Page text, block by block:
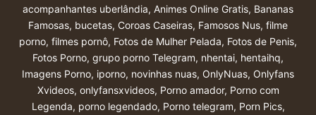
acompanhantes uberlândia, Animes Online Gratis, Bananas
Famosas, bucetas, Coroas Caseiras, Famosos Nus, filme
porno, filmes pornô, Fotos de Mulher Pelada, Fotos de Penis,
Fotos Porno, grupo porno Telegram, nhentai, hentaihq,
Imagens Porno, iporno, novinhas nuas, OnlyNuas, Onlyfans
Xvideos, onlyfansxvideos, Porno amador, Porno com
Legenda, porno legendado, Porno telegram, Porn Pics,